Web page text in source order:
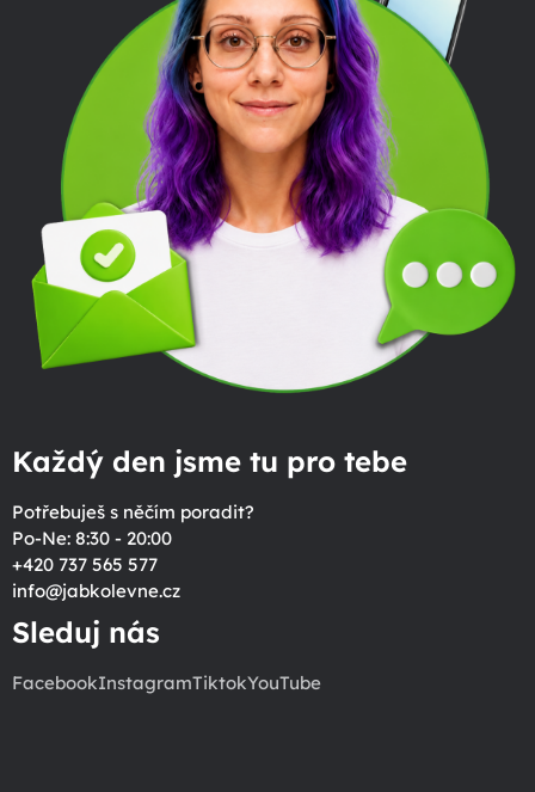
Každý den jsme tu pro tebe
Potřebuješ s něčím poradit?
Po-Ne: 8:30 - 20:00
+420 737 565 577
info@jabkolevne.cz
Sleduj nás
FacebookInstagramTiktokYouTube